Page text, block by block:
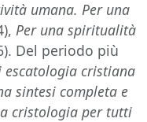
umana. Per una
Per una spiritualità
Del periodo più
escatologia cristiana
sintesi completa e
cristologia per tutti